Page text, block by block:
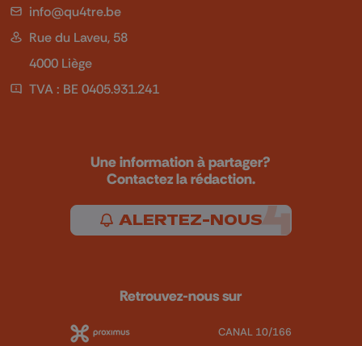
info@qu4tre.be
Rue du Laveu, 58
4000 Liège
TVA : BE 0405.931.241
Une information à partager?
Contactez la rédaction.
ALERTEZ-NOUS
Retrouvez-nous sur
CANAL 10/166